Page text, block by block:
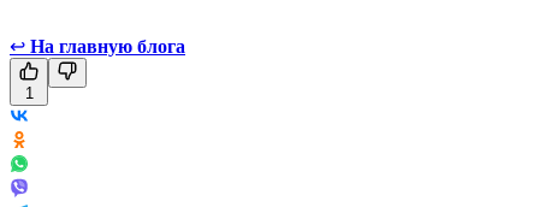
↩ На главную блога
1